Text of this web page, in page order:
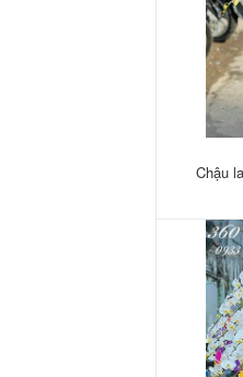
Chậu